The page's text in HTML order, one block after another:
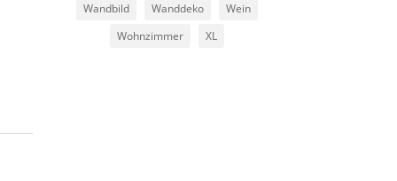
Wandbild
Wanddeko
Wein
Wohnzimmer
XL